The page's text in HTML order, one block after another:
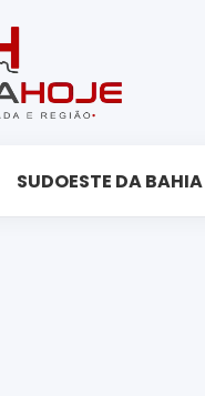
SUDOESTE DA BAHIA